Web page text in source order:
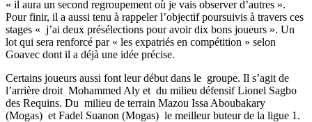
« il aura un second regroupement où je vais observer d’autres ».
Pour finir, il a aussi tenu à rappeler l’objectif poursuivis à travers ces
stages « j’ai deux présélections pour avoir dix bons joueurs ». Un
lot qui sera renforcé par « les expatriés en compétition » selon
Goavec dont il a déjà une idée précise.
Certains joueurs aussi font leur début dans le groupe. Il s’agit de
l’arrière droit Mohammed Aly et du milieu défensif Lionel Sagbo
des Requins. Du milieu de terrain Mazou Issa Aboubakary
(Mogas) et Fadel Suanon (Mogas) le meilleur buteur de la ligue 1.